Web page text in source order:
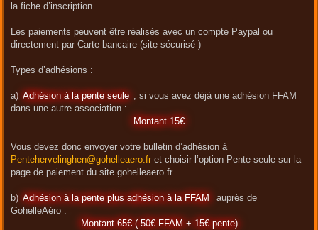
la fiche d’inscription
Les paiements peuvent être réalisés avec un compte Paypal ou
directement par Carte bancaire (site sécurisé )
Types d’adhésions :
a) Adhésion à la pente seule , si vous avez déjà une adhésion FFAM
dans une autre association :
Montant 15€
Vous devez donc envoyer votre bulletin d’adhésion à
Pentehervelinghen@gohelleaero.fr et choisir l’option Pente seule sur la
page de paiement du site gohelleaero.fr
b) Adhésion à la pente plus adhésion à la FFAM
auprès de
GohelleAéro :
Montant 65€ ( 50€ FFAM + 15€ pente)